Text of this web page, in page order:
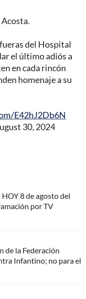
del Hospital
el último adiós a
en cada rincón
homenaje a su
E42hJ2Db6N
30, 2024
8 de agosto del
por TV
de la Federación
Infantino; no para el